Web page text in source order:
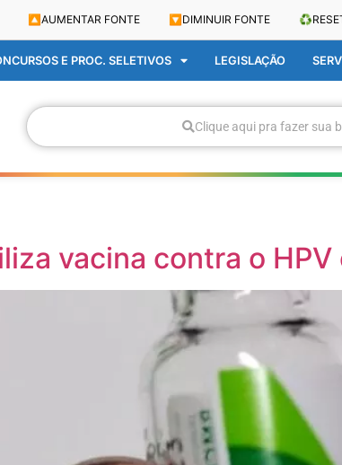
🔼 AUMENTAR FONTE 🔽 DIMINUIR FONTE ♻️
E PROC. SELETIVOS LEGISLAÇÃO
Clique aqui pra fazer sua
vacina contra o